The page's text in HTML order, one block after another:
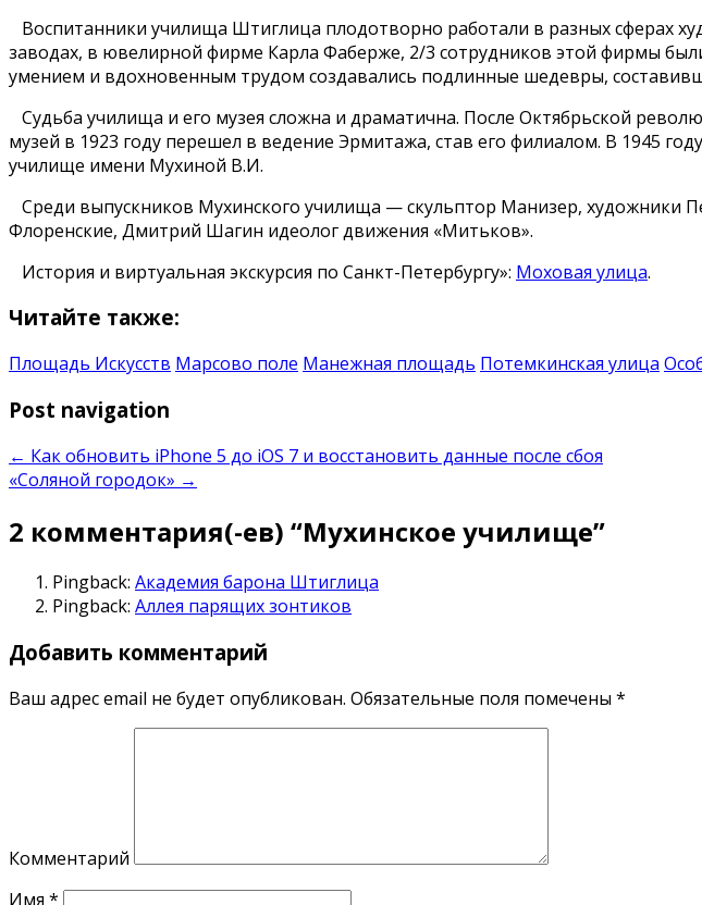
Воспитанники училища Штиглица плодотворно работали в разных сферах
заводах, в ювелирной фирме Карла Фаберже, 2/3 сотрудников этой фирмы
умением и вдохновенным трудом создавались подлинные шедевры,
Судьба училища и его музея сложна и драматична. После Октябрьской
музей в 1923 году перешел в ведение Эрмитажа, став его филиалом. В 1945
училище имени Мухиной В.И.
Среди выпускников Мухинского училища — скульптор Манизер, художники
Флоренские, Дмитрий Шагин идеолог движения «Митьков».
История и виртуальная экскурсия по Санкт-Петербургу»: Моховая улица.
Читайте также:
Площадь Искусств Марсово поле Манежная площадь Потемкинская улица
Post navigation
← Как обновить iPhone 5 до iOS 7 и восстановить данные после сбоя
«Соляной городок» →
2 комментария(-ев) “Мухинское училище”
Pingback: Академия барона Штиглица
Pingback: Аллея парящих зонтиков
Добавить комментарий
Ваш адрес email не будет опубликован. Обязательные поля помечены *
Комментарий
Имя *